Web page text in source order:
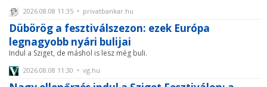
2026.08.08 11:35 • privatbankar.hu
Dübörög a fesztiválszezon: ezek Európa
legnagyobb nyári bulijai
Indul a Sziget, de máshol is lesz még buli.
2026.08.08 11:30 • vg.hu